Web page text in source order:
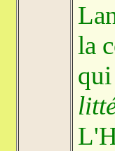
la
qui